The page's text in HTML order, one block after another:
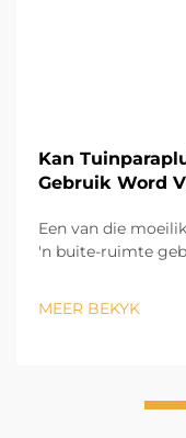
Kan
Gebruik Word
Een van die
'n buite-ruimte
Absoluut!
MEER BEKYK